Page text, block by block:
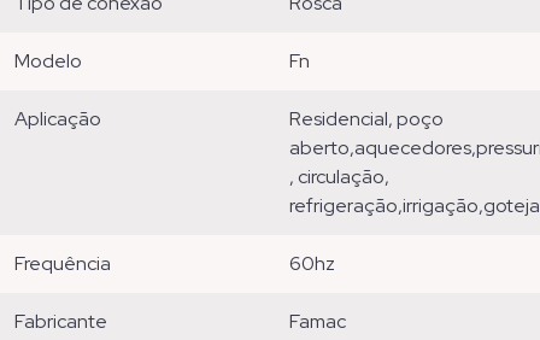
modelo fn
aplicação
residencial, poço
, circulação,
frequência 60hz
fabricante famac